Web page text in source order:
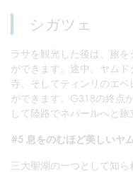
シガツェ
ラサを観光した後は、旅
ができます。途中、ヤム
寺、そしてティンリのエ
ができます。G318の終点
して陸路でネパールへと旅
#5 息をのむほど美しいヤ
三大聖湖の一つとして知